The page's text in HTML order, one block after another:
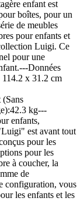
enfant est
boîtes, pour un
de meubles
pour enfants et
Luigi. Ce
pour une
Données
x 31.2 cm
(Sans
kg---
enfants,
est avant tout
pour les
pour les
à coucher, la
de
configuration, vous
les enfants et les